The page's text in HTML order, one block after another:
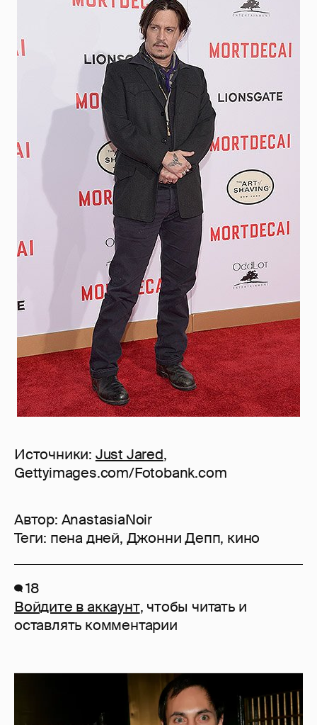
Источники: Just Jared,
Gettyimages.com/Fotobank.com
Автор: AnastasiaNoir
Теги: пена дней, Джонни Депп, кино
18
Войдите в аккаунт, чтобы читать и
оставлять комментарии